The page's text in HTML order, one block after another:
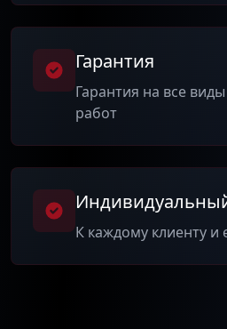
Гарантия
Гарантия на все
работ
К каждому клиенту